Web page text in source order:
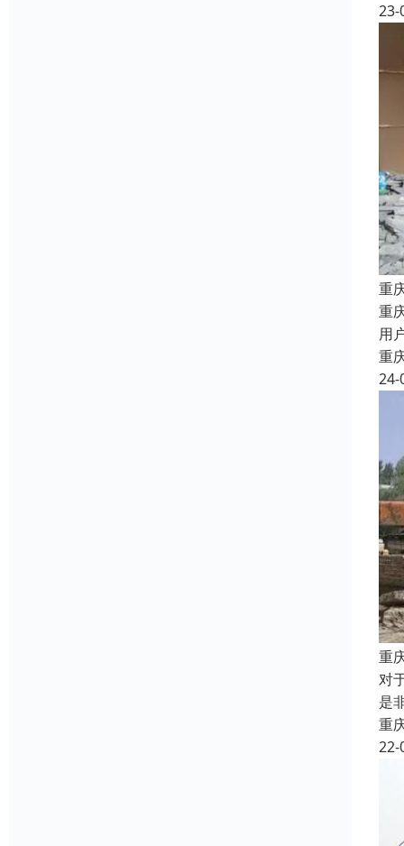
23-
重
重
用
重
24-
重
对
是
重
22-